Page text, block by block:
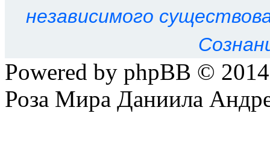
независимого
Powered by phpBB ©
Роза Мира Даниила